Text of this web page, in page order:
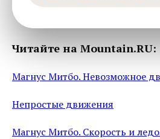
Читайте на Mountain.RU:
Магнус Митбо. Невозможное
Непростые движения
Магнус Митбо. Скорость и